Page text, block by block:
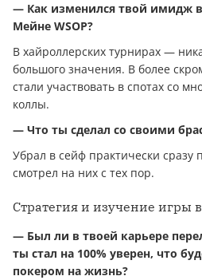
— Как изменился твой имидж
Мейне WSOP?
В хайроллерских турнирах —
большого значения. В более
стали участвовать в спотах со
коллы.
— Что ты сделал со своими
Убрал в сейф практически сразу
смотрел на них с тех пор.
Стратегия и изучение игры
— Был ли в твоей карьере
ты стал на 100% уверен, что
покером на жизнь?